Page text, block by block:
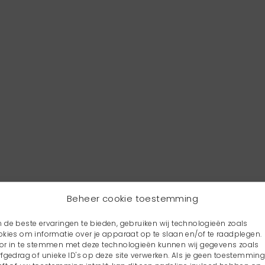
Beheer cookie toestemming
de beste ervaringen te bieden, gebruiken wij technologieën zoals
om informatie over je apparaat op te slaan en/of te raadplegen.
in te stemmen met deze technologieën kunnen wij gegevens zoals
of unieke ID's op deze site verwerken. Als je geen toestemming